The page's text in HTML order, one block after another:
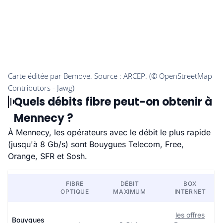
Quels débits fibre peut-on obtenir à
Mennecy ?
À Mennecy, les opérateurs avec le débit le plus rapide
(jusqu'à 8 Gb/s) sont Bouygues Telecom, Free,
Orange, SFR et Sosh.
FIBRE
OPTIQUE
DÉBIT
MAXIMUM
BOX
INTERNET
Bouygues
les offres